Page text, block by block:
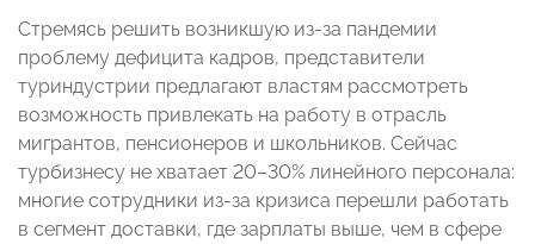
Стремясь решить возникшую из-за пандемии
проблему дефицита кадров, представители
туриндустрии предлагают властям рассмотреть
возможность привлекать на работу в отрасль
мигрантов, пенсионеров и школьников. Сейчас
турбизнесу не хватает 20–30% линейного персонала:
многие сотрудники из-за кризиса перешли работать
в сегмент доставки, где зарплаты выше, чем в сфере